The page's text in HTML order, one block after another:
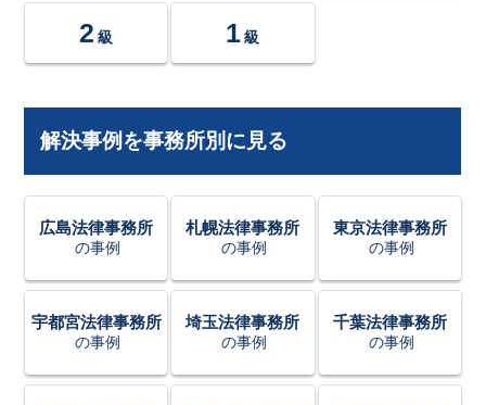
2 級 1 級
解決事例を事務所別に見る
広島法律事務所
の事例
札幌法律事務所
の事例
東京法律事務所
の事例
宇都宮法律事務所
の事例
埼玉法律事務所
の事例
千葉法律事務所
の事例